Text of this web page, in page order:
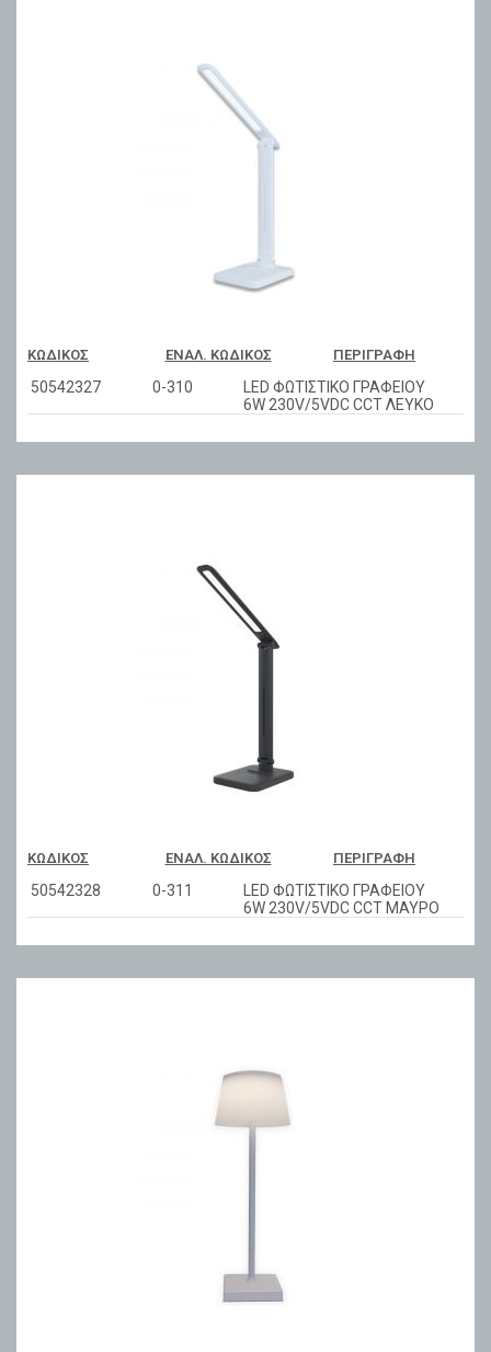
ΚΩΔΙΚΌΣ ΕΝΑΛ. ΚΩΔΙΚΌΣ ΠΕΡΙΓΡΑΦΉ
50542327 0-310
LED ΦΩΤΙΣΤΙΚΟ ΓΡΑΦΕΙΟΥ
6W 230V/5VDC CCT ΛΕΥΚΟ
ΚΩΔΙΚΌΣ ΕΝΑΛ. ΚΩΔΙΚΌΣ ΠΕΡΙΓΡΑΦΉ
50542328 0-311
LED ΦΩΤΙΣΤΙΚΟ ΓΡΑΦΕΙΟΥ
6W 230V/5VDC CCT ΜΑΥΡΟ